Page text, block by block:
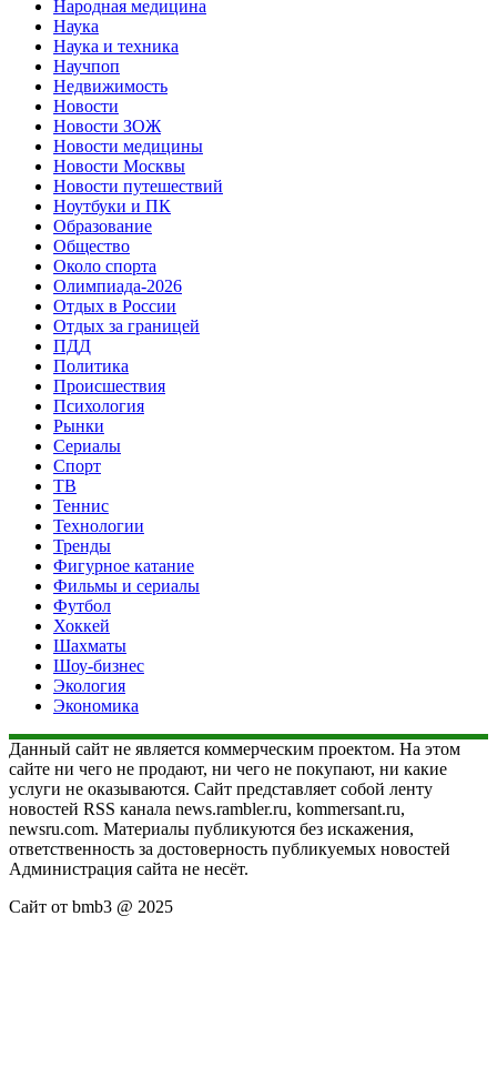
Народная медицина
Наука
Наука и техника
Научпоп
Недвижимость
Новости
Новости ЗОЖ
Новости медицины
Новости Москвы
Новости путешествий
Ноутбуки и ПК
Образование
Общество
Около спорта
Олимпиада-2026
Отдых в России
Отдых за границей
ПДД
Политика
Происшествия
Психология
Рынки
Сериалы
Спорт
ТВ
Теннис
Технологии
Тренды
Фигурное катание
Фильмы и сериалы
Футбол
Хоккей
Шахматы
Шоу-бизнес
Экология
Экономика
Данный сайт не является коммерческим проектом. На этом
сайте ни чего не продают, ни чего не покупают, ни какие
услуги не оказываются. Сайт представляет собой ленту
новостей RSS канала news.rambler.ru, kommersant.ru,
newsru.com. Материалы публикуются без искажения,
ответственность за достоверность публикуемых новостей
Администрация сайта не несёт.
Сайт от bmb3 @ 2025